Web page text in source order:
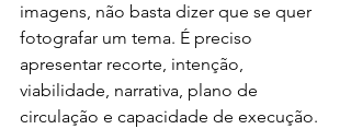
imagens, não basta dizer que se quer
fotografar um tema. É preciso
apresentar recorte, intenção,
viabilidade, narrativa, plano de
circulação e capacidade de execução.